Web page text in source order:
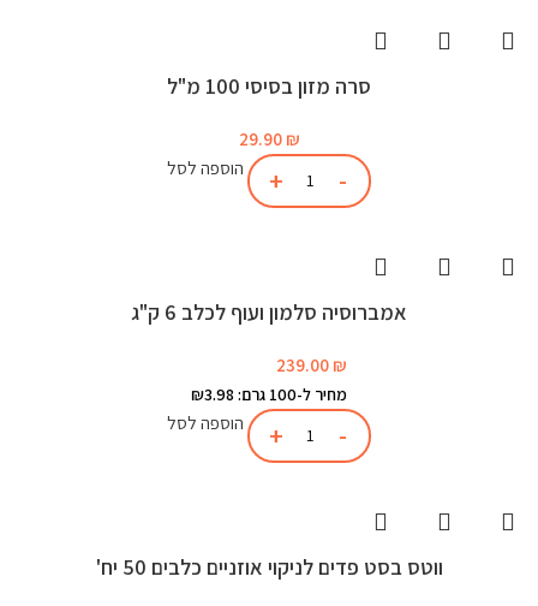
סרה מזון בסיסי 100 מ"ל
29.90 ₪
הוספה לסל
אמברוסיה סלמון ועוף לכלב 6 ק"ג
239.00 ₪
מחיר ל-100 גרם: ₪3.98
הוספה לסל
ווטס בסט פדים לניקוי אוזניים כלבים 50 יח'